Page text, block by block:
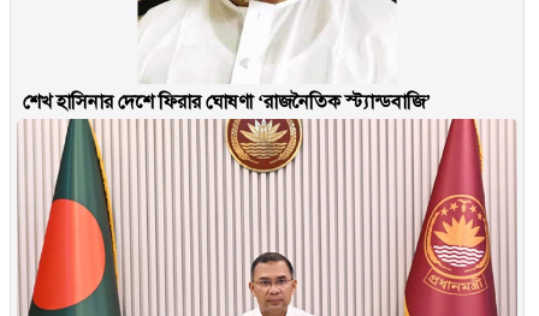
শেখ হাসিনার দেশে ফিরার ঘোষণা ‘রাজনৈতিক স্ট্যান্ডবাজি’